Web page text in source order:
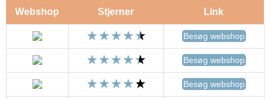
Webshop Stjerner Link
Besøg webshop
Besøg webshop
Besøg webshop